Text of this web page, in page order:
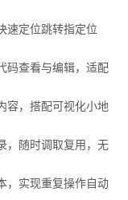
速定位跳转指定位
码查看与编辑，适配
容，搭配可视化小地
，随时调取复用，无
，实现重复操作自动